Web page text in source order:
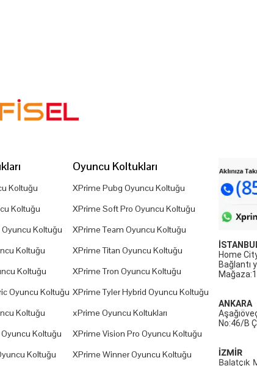
Koltuğu
Koltuğu
Oyuncu Koltuğu
Koltuğu
Koltuğu
Oyuncu Koltuğu
Koltuğu
Koltuğu
Koltuğu
Oyuncu Koltukları
XPrime Pubg Oyuncu Koltuğu
XPrime Soft Pro Oyuncu Koltuğu
XPrime Team Oyuncu Koltuğu
XPrime Titan Oyuncu Koltuğu
XPrime Tron Oyuncu Koltuğu
XPrime Tyler Hybrid Oyuncu Koltuğu
xPrime Oyuncu Koltukları
XPrime Vision Pro Oyuncu Koltuğu
XPrime Winner Oyuncu Koltuğu
Home
Bağlantı
ANKARA
No:46/B
İZMİR
Balatçık